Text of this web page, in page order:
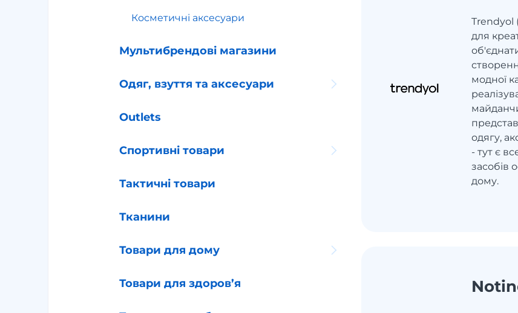
Косметичні аксесуари
Мультибрендові магазини
Одяг, взуття та аксесуари
Outlets
Спортивні товари
Тактичні товари
Тканини
Товари для дому
Товари для здоров’я
Trendyol
для
модної
одягу,
- тут є
засобів
дому.